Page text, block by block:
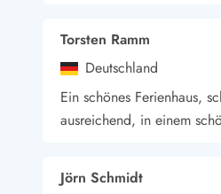
Segeln in Dänemark
Kultur in Dänemark
Historische Museen
Sehenswürdigkeiten
Kunstmuseen
Einkaufen und Shopping
Torsten Ramm
Deutschland
Ein schönes Ferienhaus,
ausreichend, in einem
Jörn Schmidt